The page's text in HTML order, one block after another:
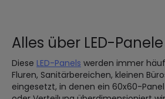
Alles über LED-
Diese LED-Panels werden immer
Fluren, Sanitärbereichen, kleinen
eingesetzt, in denen ein 60x60-